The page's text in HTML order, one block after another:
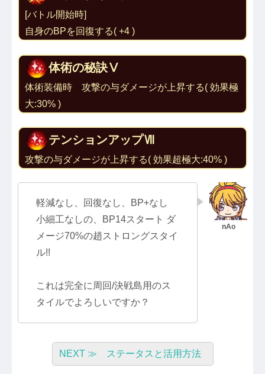
[バトル開始時]
自身のBPを回復する( +4 )
体術の秘訣Ⅴ
体術装備時　攻撃の与ダメージが上昇する( 効果極
大:30% )
テンションアップⅦ
攻撃の与ダメージが上昇する( 効果超極大:40% )
軽減なし、回復なし、BP+なし
小細工なしの、BP14スタート ダ
メージ70%の趙ストロングスタイ
ル!!
これは完全に周回/決戦島用のス
タイルでよろしいですか？
NEXT ≫ ステータスと活用方法